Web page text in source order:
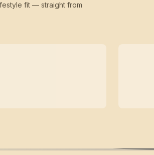
fit — straight from